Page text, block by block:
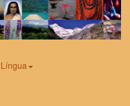
Língua